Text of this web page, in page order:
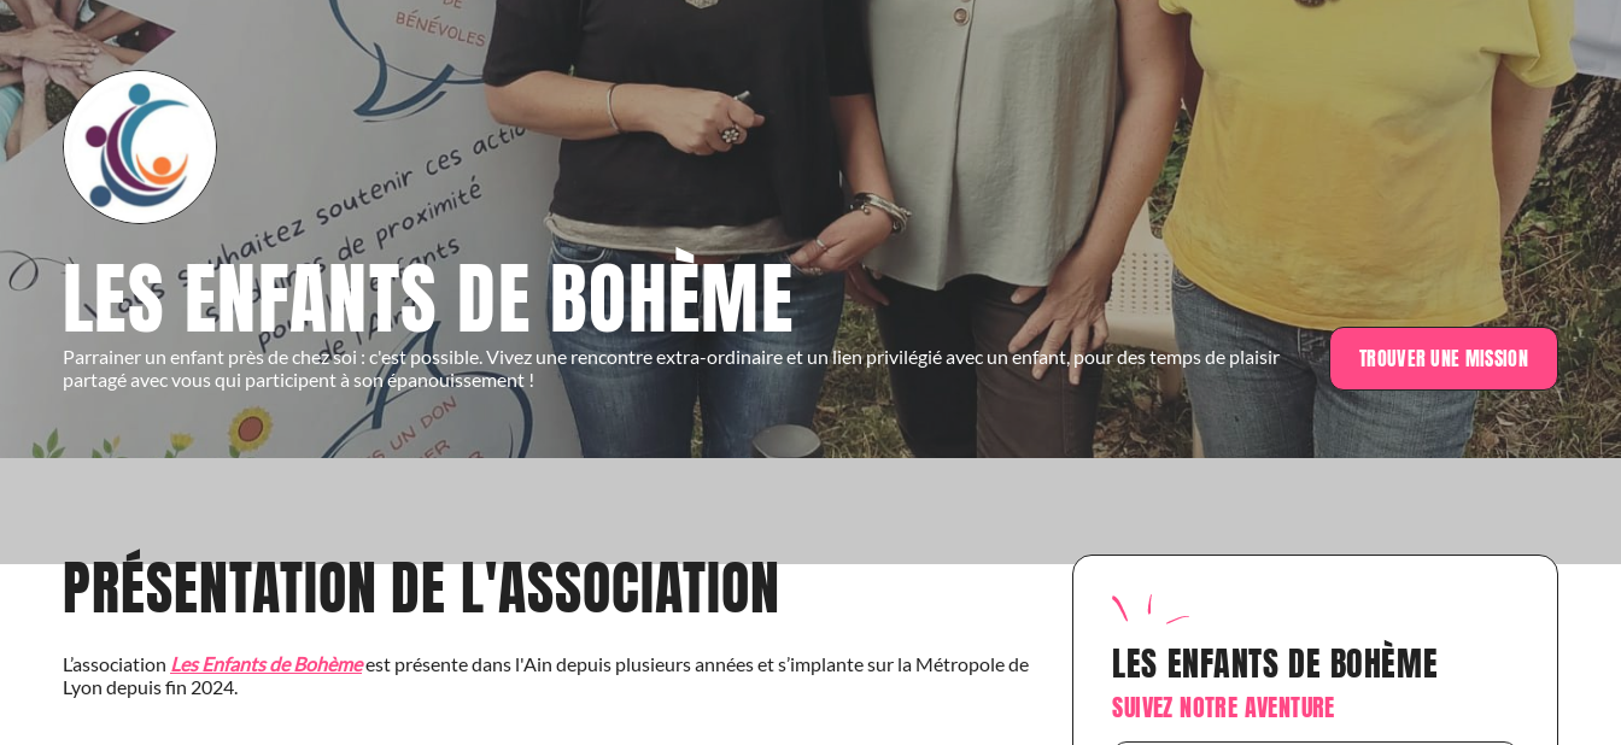
LES ENFANTS DE BOHÈME
Parrainer un enfant près de chez soi : c'est possible. Vivez une rencontre extra-ordinaire et un lien privilégié avec un enfant, pour des temps de plaisir
partagé avec vous qui participent à son épanouissement !
TROUVER UNE MISSION
PRÉSENTATION DE L'ASSOCIATION
L’association Les Enfants de Bohèmeest présente dans l'Ain depuis plusieurs années et s’implante sur la Métropole de
Lyon depuis fin 2024.
LES ENFANTS DE BOHÈME
SUIVEZ NOTRE AVENTURE